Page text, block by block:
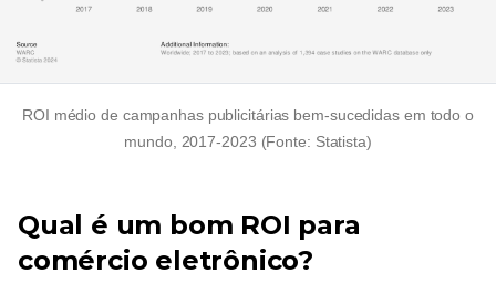
ROI médio de campanhas publicitárias bem-sucedidas em todo o
mundo, 2017-2023 (Fonte: Statista)
Qual é um bom ROI para
comércio eletrônico?